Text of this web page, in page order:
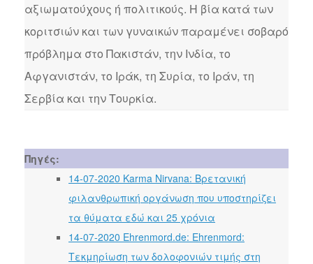
αξιωματούχους ή πολιτικούς. Η βία κατά των
κοριτσιών και των γυναικών παραμένει σοβαρό
πρόβλημα στο Πακιστάν, την Ινδία, το
Αφγανιστάν, το Ιράκ, τη Συρία, το Ιράν, τη
Σερβία και την Τουρκία.
Πηγές:
14-07-2020 Karma Nirvana: Βρετανική
φιλανθρωπική οργάνωση που υποστηρίζει
τα θύματα εδώ και 25 χρόνια
14-07-2020 Ehrenmord.de: Ehrenmord:
Τεκμηρίωση των δολοφονιών τιμής στη